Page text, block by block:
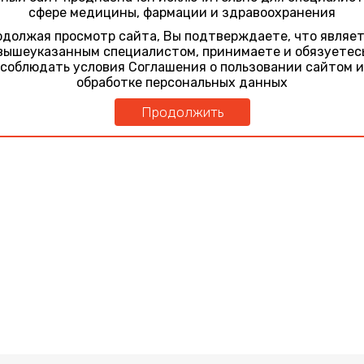
сфере медицины, фармации и здравоохранения
просмотр сайта, Вы подтверждаете, что
специалистом, принимаете и
соблюдать условия Соглашения о пользовании сайтом и
обработке персональных данных
Продолжить